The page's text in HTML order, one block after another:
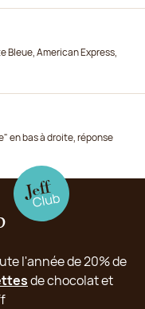
Bleue, American Express,
en bas à droite, réponse
l'année de 20% de
de chocolat et